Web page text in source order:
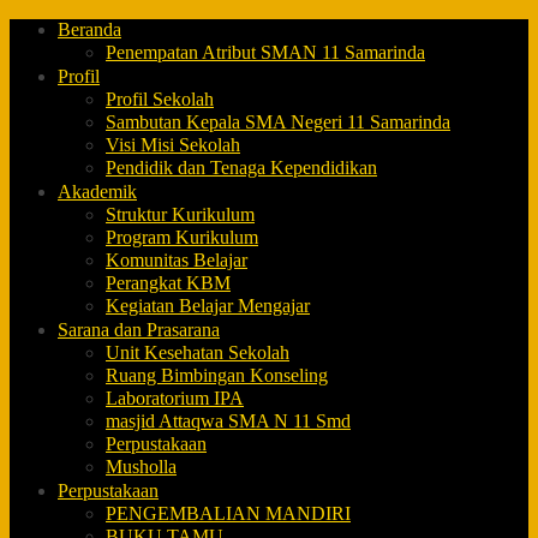
Beranda
Penempatan Atribut SMAN 11 Samarinda
Profil
Profil Sekolah
Sambutan Kepala SMA Negeri 11 Samarinda
Visi Misi Sekolah
Pendidik dan Tenaga Kependidikan
Akademik
Struktur Kurikulum
Program Kurikulum
Komunitas Belajar
Perangkat KBM
Kegiatan Belajar Mengajar
Sarana dan Prasarana
Unit Kesehatan Sekolah
Ruang Bimbingan Konseling
Laboratorium IPA
masjid Attaqwa SMA N 11 Smd
Perpustakaan
Musholla
Perpustakaan
PENGEMBALIAN MANDIRI